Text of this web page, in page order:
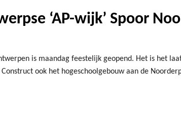
‘AP-wijk’ Spoor
is maandag feestelijk geopend. Het is het
ook het hogeschoolgebouw aan de